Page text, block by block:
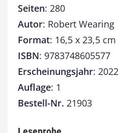
Seiten: 280
Autor: Robert Wearing
Format: 16,5 x 23,5 cm
ISBN: 9783748605577
Erscheinungsjahr: 2022
Auflage: 1
Bestell-Nr. 21903